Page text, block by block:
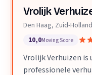
Vrolijk
Den Haag, Zuid-Holland
10,0Moving Score
Vrolijk Verhuizen
professionele